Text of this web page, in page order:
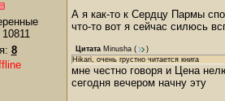
10811
8
А я как-то к Сердцу Пармы
что-то вот я сейчас силюсь
Цитата Minusha (
)
Hikari, очень грустно читается книга
мне честно говоря и Цена
сегодня вечером начну эту